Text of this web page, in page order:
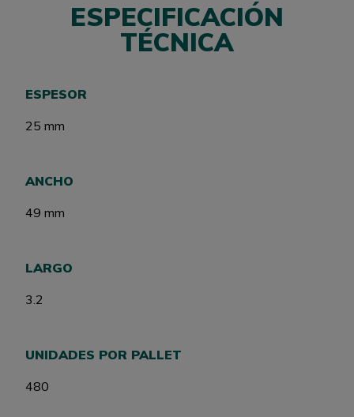
ESPECIFICACIÓN
TÉCNICA
ESPESOR
25 mm
ANCHO
49 mm
LARGO
3.2
UNIDADES POR PALLET
480